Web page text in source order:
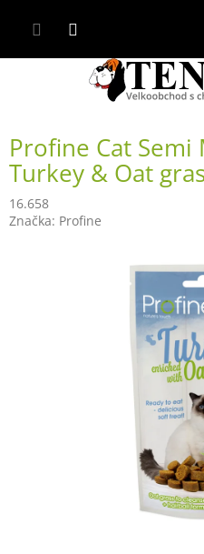
Profine Cat Semi
Turkey & Oat
16.658
Značka: Profine